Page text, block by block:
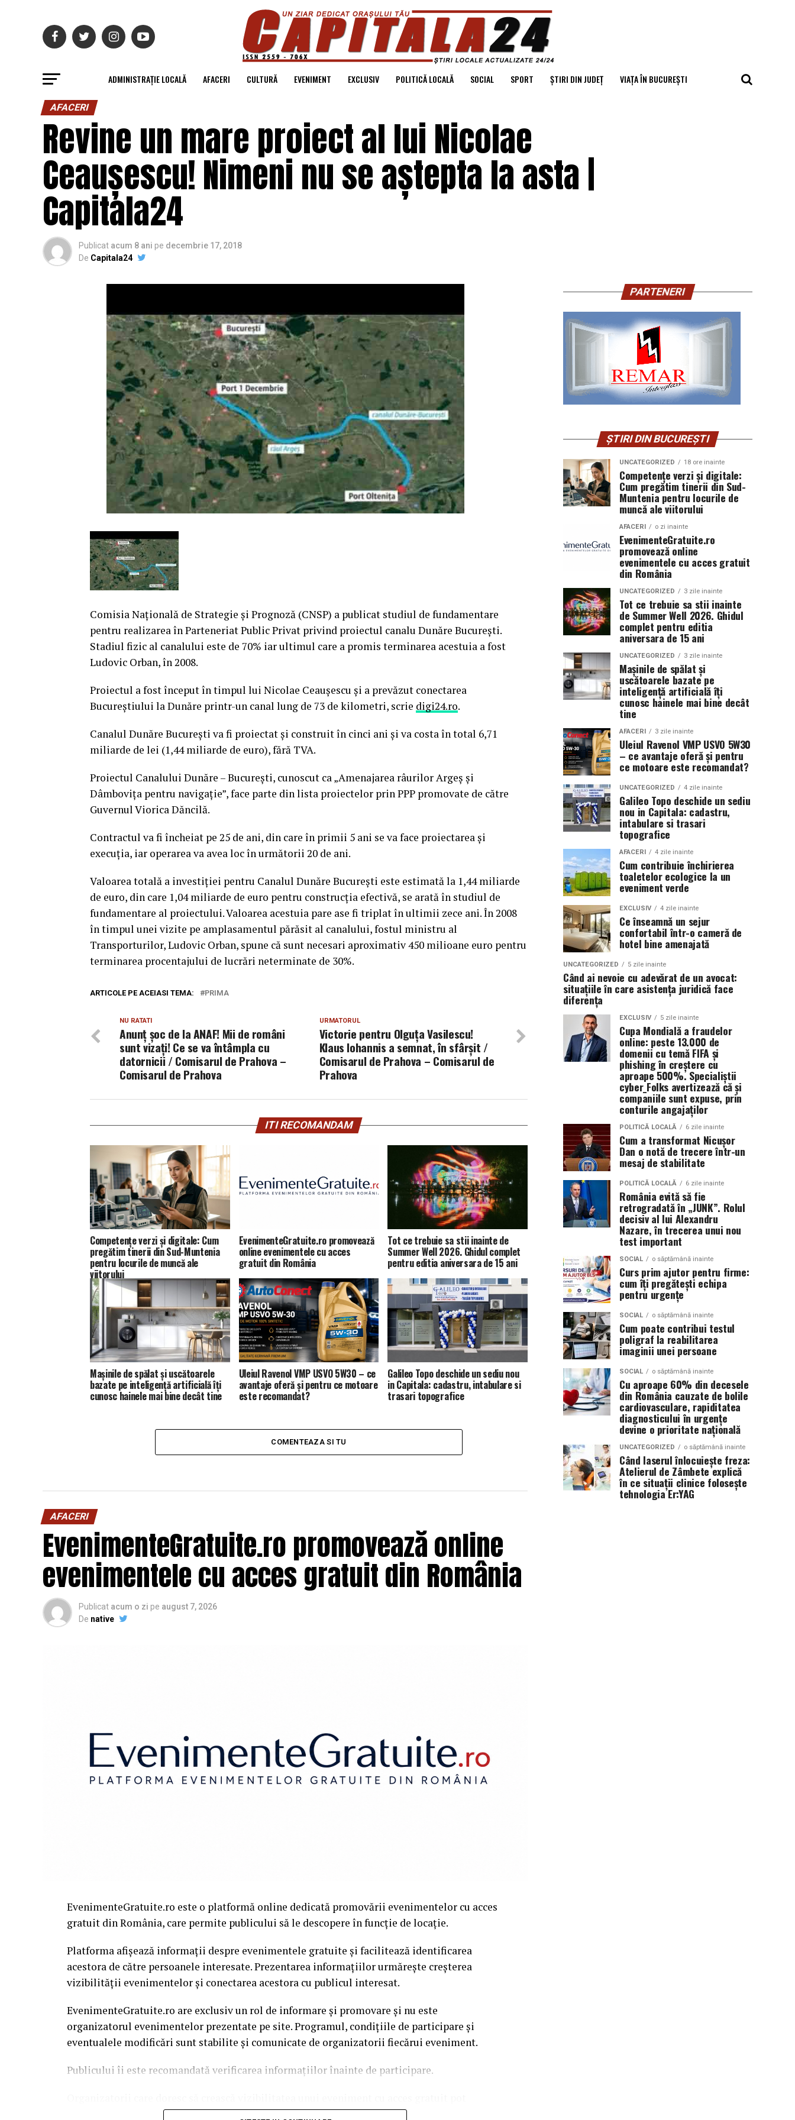
ADMINISTRAȚIE LOCALĂ AFACERI CULTURĂ EVENIMENT EXCLUSIV POLITICĂ LOCALĂ SOCIAL SPORT ȘTIRI DIN JUDEȚ VIAȚA ÎN BUCUREȘTI
AFACERI
Revine un mare proiect al lui Nicolae
Ceaușescu! Nimeni nu se aștepta la asta |
Capitala24
Publicat acum 8 ani pe decembrie 17, 2018
De Capitala24
Comisia Naţională de Strategie şi Prognoză (CNSP) a publicat studiul de fundamentare
pentru realizarea în Parteneriat Public Privat privind proiectul canalu Dunăre Bucureşti.
Stadiul fizic al canalului este de 70% iar ultimul care a promis terminarea acestuia a fost
Ludovic Orban, în 2008.
Proiectul a fost început în timpul lui Nicolae Ceauşescu şi a prevăzut conectarea
Bucureştiului la Dunăre printr-un canal lung de 73 de kilometri, scrie digi24.ro.
Canalul Dunăre Bucureşti va fi proiectat şi construit în cinci ani şi va costa în total 6,71
miliarde de lei (1,44 miliarde de euro), fără TVA.
Proiectul Canalului Dunăre – Bucureşti, cunoscut ca „Amenajarea râurilor Argeş şi
Dâmboviţa pentru navigaţie”, face parte din lista proiectelor prin PPP promovate de către
Guvernul Viorica Dăncilă.
Contractul va fi încheiat pe 25 de ani, din care în primii 5 ani se va face proiectarea şi
execuţia, iar operarea va avea loc în următorii 20 de ani.
Valoarea totală a investiţiei pentru Canalul Dunăre Bucureşti este estimată la 1,44 miliarde
de euro, din care 1,04 miliarde de euro pentru construcţia efectivă, se arată în studiul de
fundamentare al proiectului. Valoarea acestuia pare ase fi triplat în ultimii zece ani. În 2008
în timpul unei vizite pe amplasamentul părăsit al canalului, fostul ministru al
Transporturilor, Ludovic Orban, spune că sunt necesari aproximativ 450 milioane euro pentru
terminarea procentajului de lucrări neterminate de 30%.
ARTICOLE PE ACEIASI TEMA: PRIMA
URMATORUL
Victorie pentru Olguța Vasilescu!
Klaus Iohannis a semnat, în sfârșit /
Comisarul de Prahova – Comisarul de
Prahova
NU RATATI
Anunț șoc de la ANAF! Mii de români
sunt vizați! Ce se va întâmpla cu
datornicii / Comisarul de Prahova –
Comisarul de Prahova
ITI RECOMANDAM
Competențe verzi și digitale: Cum
pregătim tinerii din Sud-Muntenia
pentru locurile de muncă ale
viitorului
EvenimenteGratuite.ro promovează
online evenimentele cu acces
gratuit din România
Tot ce trebuie sa stii inainte de
Summer Well 2026. Ghidul complet
pentru editia aniversara de 15 ani
Mașinile de spălat și uscătoarele
bazate pe inteligență artificială îți
cunosc hainele mai bine decât tine
Uleiul Ravenol VMP USVO 5W30 – ce
avantaje oferă și pentru ce motoare
este recomandat?
Galileo Topo deschide un sediu nou
in Capitala: cadastru, intabulare si
trasari topografice
COMENTEAZA SI TU
AFACERI
EvenimenteGratuite.ro promovează online
evenimentele cu acces gratuit din România
Publicat acum o zi pe august 7, 2026
De native
EvenimenteGratuite.ro este o platformă online dedicată promovării evenimentelor cu acces
gratuit din România, care permite publicului să le descopere în funcție de locație.
Platforma afișează informații despre evenimentele gratuite și facilitează identificarea
acestora de către persoanele interesate. Prezentarea informațiilor urmărește creșterea
vizibilității evenimentelor și conectarea acestora cu publicul interesat.
EvenimenteGratuite.ro are exclusiv un rol de informare și promovare și nu este
organizatorul evenimentelor prezentate pe site. Programul, condițiile de participare și
eventualele modificări sunt stabilite și comunicate de organizatorii fiecărui eveniment.
Publicului îi este recomandată verificarea informațiilor înainte de participare.
solicita o ofertă de promovare din partea echipei EvenimenteGratuite.ro. Adresa de contact
PARTENERI
ȘTIRI DIN BUCUREȘTI
UNCATEGORIZED 18 ore inainte
Competențe verzi și digitale:
Cum pregătim tinerii din Sud-
Muntenia pentru locurile de
muncă ale viitorului
AFACERI o zi inainte
EvenimenteGratuite.ro
promovează online
evenimentele cu acces gratuit
din România
UNCATEGORIZED 3 zile inainte
Tot ce trebuie sa stii inainte
de Summer Well 2026. Ghidul
complet pentru editia
aniversara de 15 ani
UNCATEGORIZED 3 zile inainte
Mașinile de spălat și
uscătoarele bazate pe
inteligență artificială îți
cunosc hainele mai bine decât
tine
AFACERI 3 zile inainte
Uleiul Ravenol VMP USVO 5W30
– ce avantaje oferă și pentru
ce motoare este recomandat?
UNCATEGORIZED 4 zile inainte
Galileo Topo deschide un sediu
nou in Capitala: cadastru,
intabulare si trasari
topografice
AFACERI 4 zile inainte
Cum contribuie închirierea
toaletelor ecologice la un
eveniment verde
EXCLUSIV 4 zile inainte
Ce înseamnă un sejur
confortabil într-o cameră de
hotel bine amenajată
UNCATEGORIZED 5 zile inainte
Când ai nevoie cu adevărat de un avocat:
situațiile în care asistența juridică face
diferența
EXCLUSIV 5 zile inainte
Cupa Mondială a fraudelor
online: peste 13.000 de
domenii cu temă FIFA și
phishing în creștere cu
aproape 500%. Specialiștii
cyber_Folks avertizează că și
companiile sunt expuse, prin
conturile angajaților
POLITICĂ LOCALĂ 6 zile inainte
Cum a transformat Nicușor
Dan o notă de trecere într-un
mesaj de stabilitate
POLITICĂ LOCALĂ 6 zile inainte
România evită să fie
retrogradată în „JUNK”. Rolul
decisiv al lui Alexandru
Nazare, în trecerea unui nou
test important
SOCIAL o săptămână inainte
Curs prim ajutor pentru firme:
cum îți pregătești echipa
pentru urgențe
SOCIAL o săptămână inainte
Cum poate contribui testul
poligraf la reabilitarea
imaginii unei persoane
SOCIAL o săptămână inainte
Cu aproape 60% din decesele
din România cauzate de bolile
cardiovasculare, rapiditatea
diagnosticului în urgențe
devine o prioritate națională
UNCATEGORIZED o săptămână inainte
Când laserul înlocuiește freza:
Atelierul de Zâmbete explică
în ce situații clinice folosește
tehnologia Er:YAG